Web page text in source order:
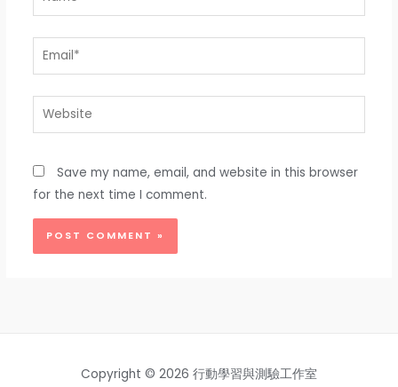
Email*
Website
Save my name, email, and website in this browser
for the next time I comment.
Copyright © 2026 行動學習與測驗工作室